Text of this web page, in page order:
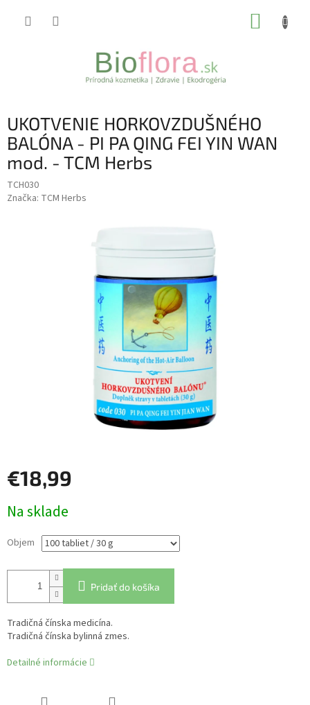
UKOTVENIE HORKOVZDUŠNÉHO
BALÓNA - PI PA QING FEI YIN WAN
mod. - TCM Herbs
TCH030
Značka: TCM Herbs
€18,99
cena:
Na sklade
Objem
Pridať do košíka
Tradičná čínska medicína.
Tradičná čínska bylinná zmes.
Detailné informácie